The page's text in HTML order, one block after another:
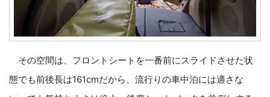
その空間は、フロントシートを一番前にスライドさせた状
態でも前後長は161cmだから、流行りの車中泊には適さな